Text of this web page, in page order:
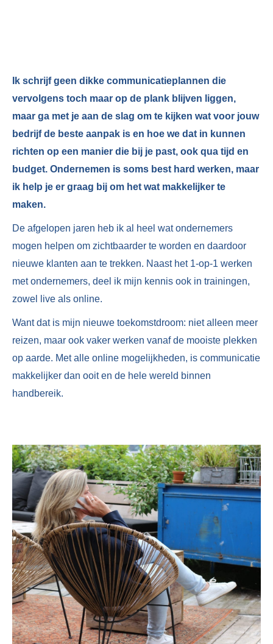
Ik schrijf geen dikke communicatieplannen die
vervolgens toch maar op de plank blijven liggen,
maar ga met je aan de slag om te kijken wat voor jouw
bedrijf de beste aanpak is en hoe we dat in kunnen
richten op een manier die bij je past, ook qua tijd en
budget. Ondernemen is soms best hard werken, maar
ik help je er graag bij om het wat makkelijker te
maken.
De afgelopen jaren heb ik al heel wat ondernemers
mogen helpen om zichtbaarder te worden en daardoor
nieuwe klanten aan te trekken. Naast het 1-op-1 werken
met ondernemers, deel ik mijn kennis ook in trainingen,
zowel live als online.
Want dat is mijn nieuwe toekomstdroom: niet alleen meer
reizen, maar ook vaker werken vanaf de mooiste plekken
op aarde. Met alle online mogelijkheden, is communicatie
makkelijker dan ooit en de hele wereld binnen
handbereik.